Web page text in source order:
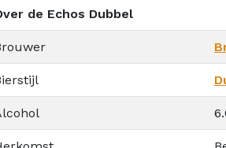
de Echos Dubbel